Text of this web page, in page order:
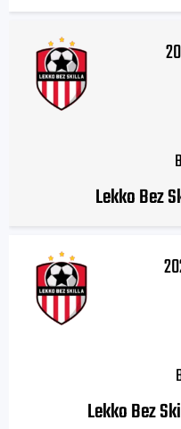
Lekko Bez
Lekko Bez